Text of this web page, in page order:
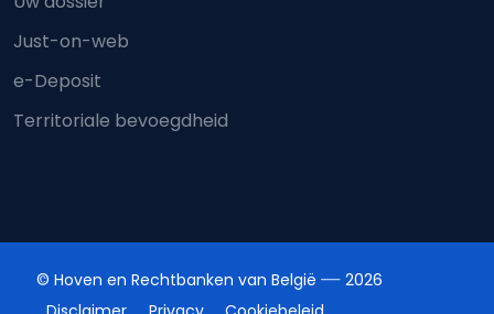
Just-on-web
e-Deposit
Territoriale bevoegdheid
© Hoven en Rechtbanken van België
2026